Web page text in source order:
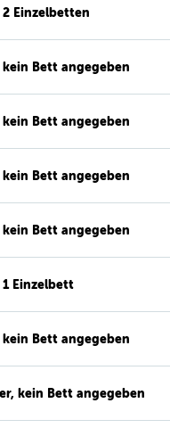
Einzelbetten
kein Bett angegeben
kein Bett angegeben
kein Bett angegeben
kein Bett angegeben
Einzelbett
kein Bett angegeben
kein Bett angegeben